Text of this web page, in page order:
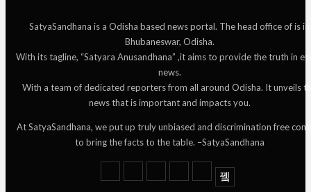
SatyaSandhana is a Odisha based news portal. The head office of is in
Bhubaneswar, Odisha.
With its tagline, “Satyara Anusandhana” ,it aims to provide the truth in
news.
With a team of dedicated reporters from all around Odisha. It unveils
news that is important and impacts you.
At SatyaSandhana, we put up truly unbiased and discrimination free
to bring the facts to the table. –SatyaSandhana